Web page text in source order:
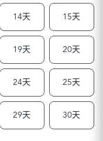
14天 15天
19天 20天
24天 25天
29天 30天